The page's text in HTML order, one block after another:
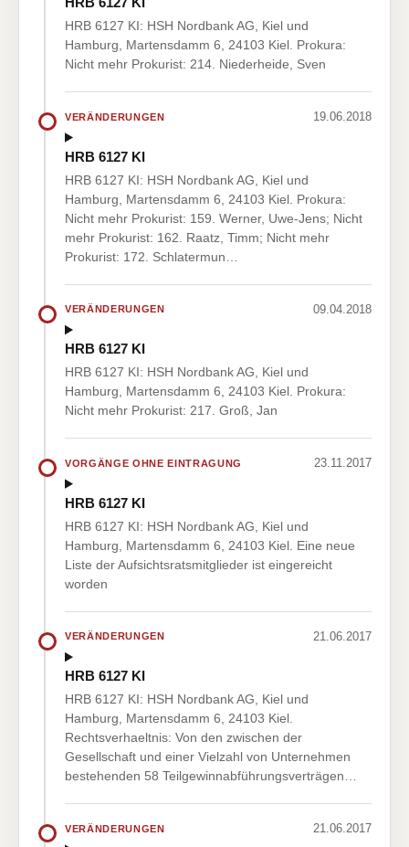
HRB 6127 KI: HSH Nordbank AG, Kiel und
Hamburg, Martensdamm 6, 24103 Kiel. Prokura:
Nicht mehr Prokurist: 214. Niederheide, Sven
VERÄNDERUNGEN 19.06.2018
HRB 6127 KI
HRB 6127 KI: HSH Nordbank AG, Kiel und
Hamburg, Martensdamm 6, 24103 Kiel. Prokura:
Nicht mehr Prokurist: 159. Werner, Uwe-Jens; Nicht
mehr Prokurist: 162. Raatz, Timm; Nicht mehr
Prokurist: 172. Schlatermun…
VERÄNDERUNGEN 09.04.2018
HRB 6127 KI
HRB 6127 KI: HSH Nordbank AG, Kiel und
Hamburg, Martensdamm 6, 24103 Kiel. Prokura:
Nicht mehr Prokurist: 217. Groß, Jan
VORGÄNGE OHNE EINTRAGUNG 23.11.2017
HRB 6127 KI
HRB 6127 KI: HSH Nordbank AG, Kiel und
Hamburg, Martensdamm 6, 24103 Kiel. Eine neue
Liste der Aufsichtsratsmitglieder ist eingereicht
worden
VERÄNDERUNGEN 21.06.2017
HRB 6127 KI
HRB 6127 KI: HSH Nordbank AG, Kiel und
Hamburg, Martensdamm 6, 24103 Kiel.
Rechtsverhaeltnis: Von den zwischen der
Gesellschaft und einer Vielzahl von Unternehmen
bestehenden 58 Teilgewinnabführungsverträgen…
VERÄNDERUNGEN 21.06.2017